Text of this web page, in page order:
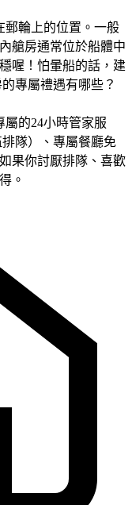
郵輪上的位置。一般
艙房通常位於船體中
喔！怕暈船的話，建
專屬禮遇有哪些？
的24小時管家服
隊）、專屬餐廳免
果你討厭排隊、喜歡
。